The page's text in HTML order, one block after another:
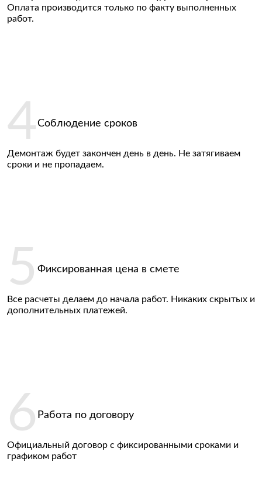
Оплата производится только по факту выполненных
работ.
Соблюдение сроков
Демонтаж будет закончен день в день. Не затягиваем
сроки и не пропадаем.
Фиксированная цена в смете
Все расчеты делаем до начала работ. Никаких скрытых и
дополнительных платежей.
Работа по договору
Официальный договор с фиксированными сроками и
графиком работ